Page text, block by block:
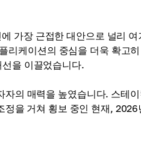
가장 근접한 대안으로 널리
리케이션의 중심을 더욱 확고
을 이끌었습니다.
의 매력을 높였습니다. 스테
을 거쳐 횡보 중인 현재,